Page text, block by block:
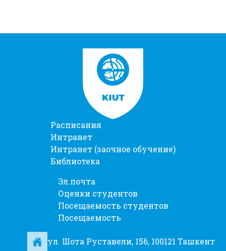
Расписания
Интранет
Интранет (заочное обучение)
Библиотека
Эл.почта
Оценки студентов
Посещаемость студентов
Посещаемость
ул. Шота Руставели, 156, 100121 Ташкент